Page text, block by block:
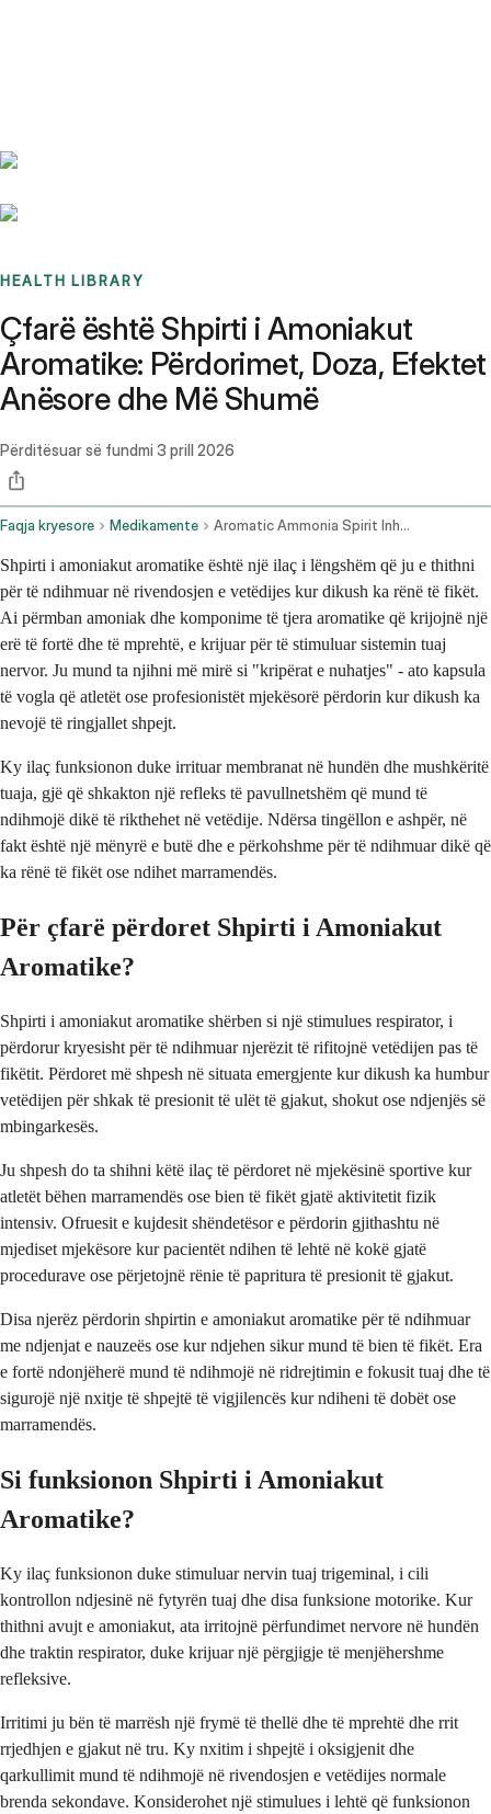
HEALTH LIBRARY
Çfarë është Shpirti i Amoniakut
Aromatike: Përdorimet, Doza, Efektet
Anësore dhe Më Shumë
Përditësuar së fundmi 3 prill 2026
Faqja kryesore Medikamente Aromatic Ammonia Spirit Inhalation Route
Shpirti i amoniakut aromatike është një ilaç i lëngshëm që ju e thithni
për të ndihmuar në rivendosjen e vetëdijes kur dikush ka rënë të fikët.
Ai përmban amoniak dhe komponime të tjera aromatike që krijojnë një
erë të fortë dhe të mprehtë, e krijuar për të stimuluar sistemin tuaj
nervor. Ju mund ta njihni më mirë si "kripërat e nuhatjes" - ato kapsula
të vogla që atletët ose profesionistët mjekësorë përdorin kur dikush ka
nevojë të ringjallet shpejt.
Ky ilaç funksionon duke irrituar membranat në hundën dhe mushkëritë
tuaja, gjë që shkakton një refleks të pavullnetshëm që mund të
ndihmojë dikë të rikthehet në vetëdije. Ndërsa tingëllon e ashpër, në
fakt është një mënyrë e butë dhe e përkohshme për të ndihmuar dikë që
ka rënë të fikët ose ndihet marramendës.
Për çfarë përdoret Shpirti i Amoniakut
Aromatike?
Shpirti i amoniakut aromatike shërben si një stimulues respirator, i
përdorur kryesisht për të ndihmuar njerëzit të rifitojnë vetëdijen pas të
fikëtit. Përdoret më shpesh në situata emergjente kur dikush ka humbur
vetëdijen për shkak të presionit të ulët të gjakut, shokut ose ndjenjës së
mbingarkesës.
Ju shpesh do ta shihni këtë ilaç të përdoret në mjekësinë sportive kur
atletët bëhen marramendës ose bien të fikët gjatë aktivitetit fizik
intensiv. Ofruesit e kujdesit shëndetësor e përdorin gjithashtu në
mjediset mjekësore kur pacientët ndihen të lehtë në kokë gjatë
procedurave ose përjetojnë rënie të papritura të presionit të gjakut.
Disa njerëz përdorin shpirtin e amoniakut aromatike për të ndihmuar
me ndjenjat e nauzeës ose kur ndjehen sikur mund të bien të fikët. Era
e fortë ndonjëherë mund të ndihmojë në ridrejtimin e fokusit tuaj dhe të
sigurojë një nxitje të shpejtë të vigjilencës kur ndiheni të dobët ose
marramendës.
Si funksionon Shpirti i Amoniakut
Aromatike?
Ky ilaç funksionon duke stimuluar nervin tuaj trigeminal, i cili
kontrollon ndjesinë në fytyrën tuaj dhe disa funksione motorike. Kur
thithni avujt e amoniakut, ata irritojnë përfundimet nervore në hundën
dhe traktin respirator, duke krijuar një përgjigje të menjëhershme
refleksive.
Irritimi ju bën të marrësh një frymë të thellë dhe të mprehtë dhe rrit
rrjedhjen e gjakut në tru. Ky nxitim i shpejtë i oksigjenit dhe
qarkullimit mund të ndihmojë në rivendosjen e vetëdijes normale
brenda sekondave. Konsiderohet një stimulues i lehtë që funksionon